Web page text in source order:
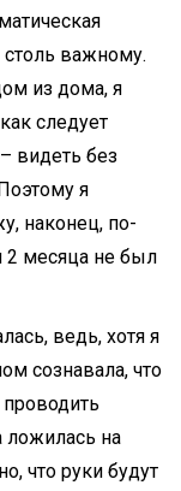
столь важному.
из дома, я
следует
видеть без
я
наконец, по-
2 месяца не был
ведь, хотя я
сознавала, что
ложилась на
что руки будут